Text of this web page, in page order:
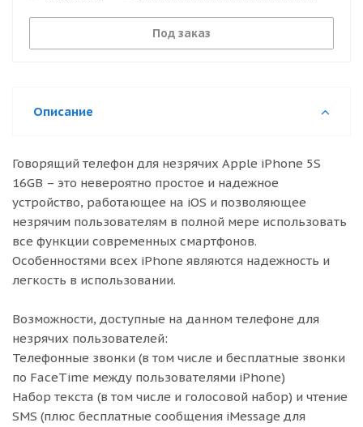
Под заказ
Описание
Говорящий телефон для незрячих Apple iPhone 5S
16GB – это невероятно простое и надежное
устройство, работающее на iOS и позволяющее
незрячим пользователям в полной мере использовать
все функции современных смартфонов.
Особенностями всех iPhone являются надежность и
легкость в использовании.
Возможности, доступные на данном телефоне для
незрячих пользователей:
Телефонные звонки (в том числе и бесплатные звонки
по FaceTime между пользователями iPhone)
Набор текста (в том числе и голосовой набор) и чтение
SMS (плюс бесплатные сообщения iMessage для